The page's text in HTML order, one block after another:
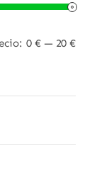
0 € — 20 €